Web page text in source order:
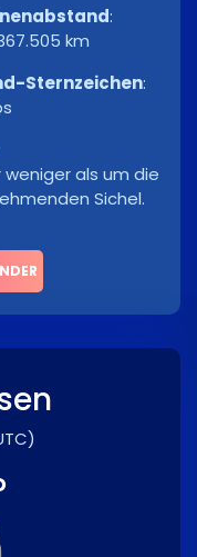
:
km
Sternzeichen:
als um die
Sichel.